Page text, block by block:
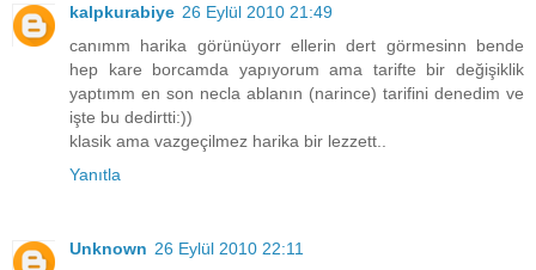
kalpkurabiye 26 Eylül 2010 21:49
canımm harika görünüyorr ellerin dert görmesinn bende
hep kare borcamda yapıyorum ama tarifte bir değişiklik
yaptımm en son necla ablanın (narince) tarifini denedim ve
işte bu dedirtti:))
klasik ama vazgeçilmez harika bir lezzett..
Yanıtla
Unknown 26 Eylül 2010 22:11